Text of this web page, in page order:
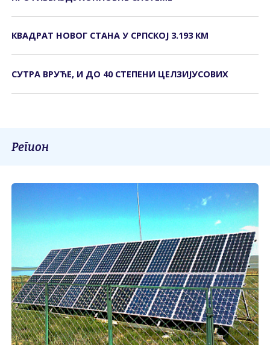
КВАДРАТ НОВОГ СТАНА У СРПСКОЈ 3.193 КМ
СУТРА ВРУЋЕ, И ДО 40 СТЕПЕНИ ЦЕЛЗИЈУСОВИХ
Регион